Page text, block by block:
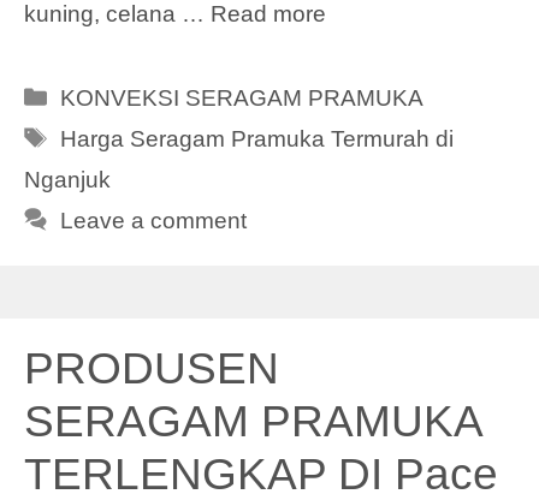
kuning, celana … Read more
Categories
KONVEKSI SERAGAM PRAMUKA
Tags
Harga Seragam Pramuka Termurah di
Nganjuk
Leave a comment
PRODUSEN
SERAGAM PRAMUKA
TERLENGKAP DI Pace